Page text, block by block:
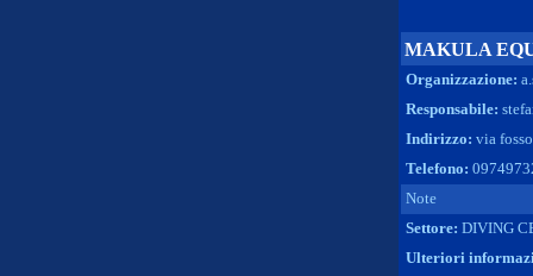
MAKULA
Organizzazione:
Responsabile:
Indirizzo: via
Telefono:
Note
Settore: DIVING
Ulteriori